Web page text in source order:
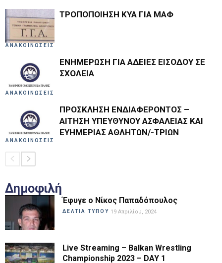
ΑΝΑΚΟΙΝΩΣΕΙΣ
ΤΡΟΠΟΠΟΙΗΣΗ ΚΥΑ ΓΙΑ ΜΑΦ
ΑΝΑΚΟΙΝΩΣΕΙΣ
ΕΝΗΜΕΡΩΣΗ ΓΙΑ ΑΔΕΙΕΣ ΕΙΣΟΔΟΥ ΣΕ
ΣΧΟΛΕΙΑ
ΑΝΑΚΟΙΝΩΣΕΙΣ
ΠΡΟΣΚΛΗΣΗ ΕΝΔΙΑΦΕΡΟΝΤΟΣ –
ΑΙΤΗΣΗ ΥΠΕΥΘΥΝΟΥ ΑΣΦΑΛΕΙΑΣ ΚΑΙ
ΕΥΗΜΕΡΙΑΣ ΑΘΛΗΤΩΝ/-ΤΡΙΩΝ
Δημοφιλή
Έφυγε ο Νίκος Παπαδόπουλος
ΔΕΛΤΙΑ ΤΥΠΟΥ 19 Απριλίου, 2024
Live Streaming – Balkan Wrestling
Championship 2023 – DAY 1